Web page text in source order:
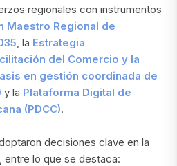
regionales con instrumentos
Maestro Regional de
, la Estrategia
del Comercio y la
en gestión coordinada de
y la Plataforma Digital de
(PDCC).
decisiones clave en la
entre lo que se destaca: